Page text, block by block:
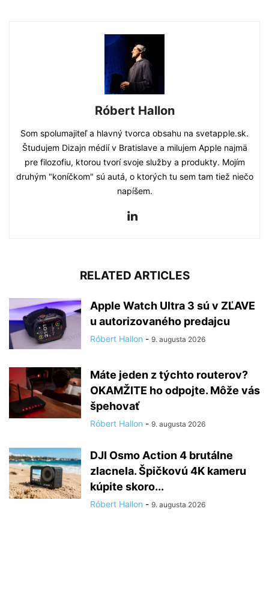
Róbert Hallon
Som spolumajiteľ a hlavný tvorca obsahu na svetapple.sk.
Študujem Dizajn médií v Bratislave a milujem Apple najmä
pre filozofiu, ktorou tvorí svoje služby a produkty. Mojím
druhým "koníčkom" sú autá, o ktorých tu sem tam tiež niečo
napíšem.
RELATED ARTICLES
Apple Watch Ultra 3 sú v ZĽAVE
u autorizovaného predajcu
Róbert Hallon - 9. augusta 2026
Máte jeden z týchto routerov?
OKAMŽITE ho odpojte. Môže vás
špehovať
Róbert Hallon - 9. augusta 2026
DJI Osmo Action 4 brutálne
zlacnela. Špičkovú 4K kameru
kúpite skoro...
Róbert Hallon - 9. augusta 2026